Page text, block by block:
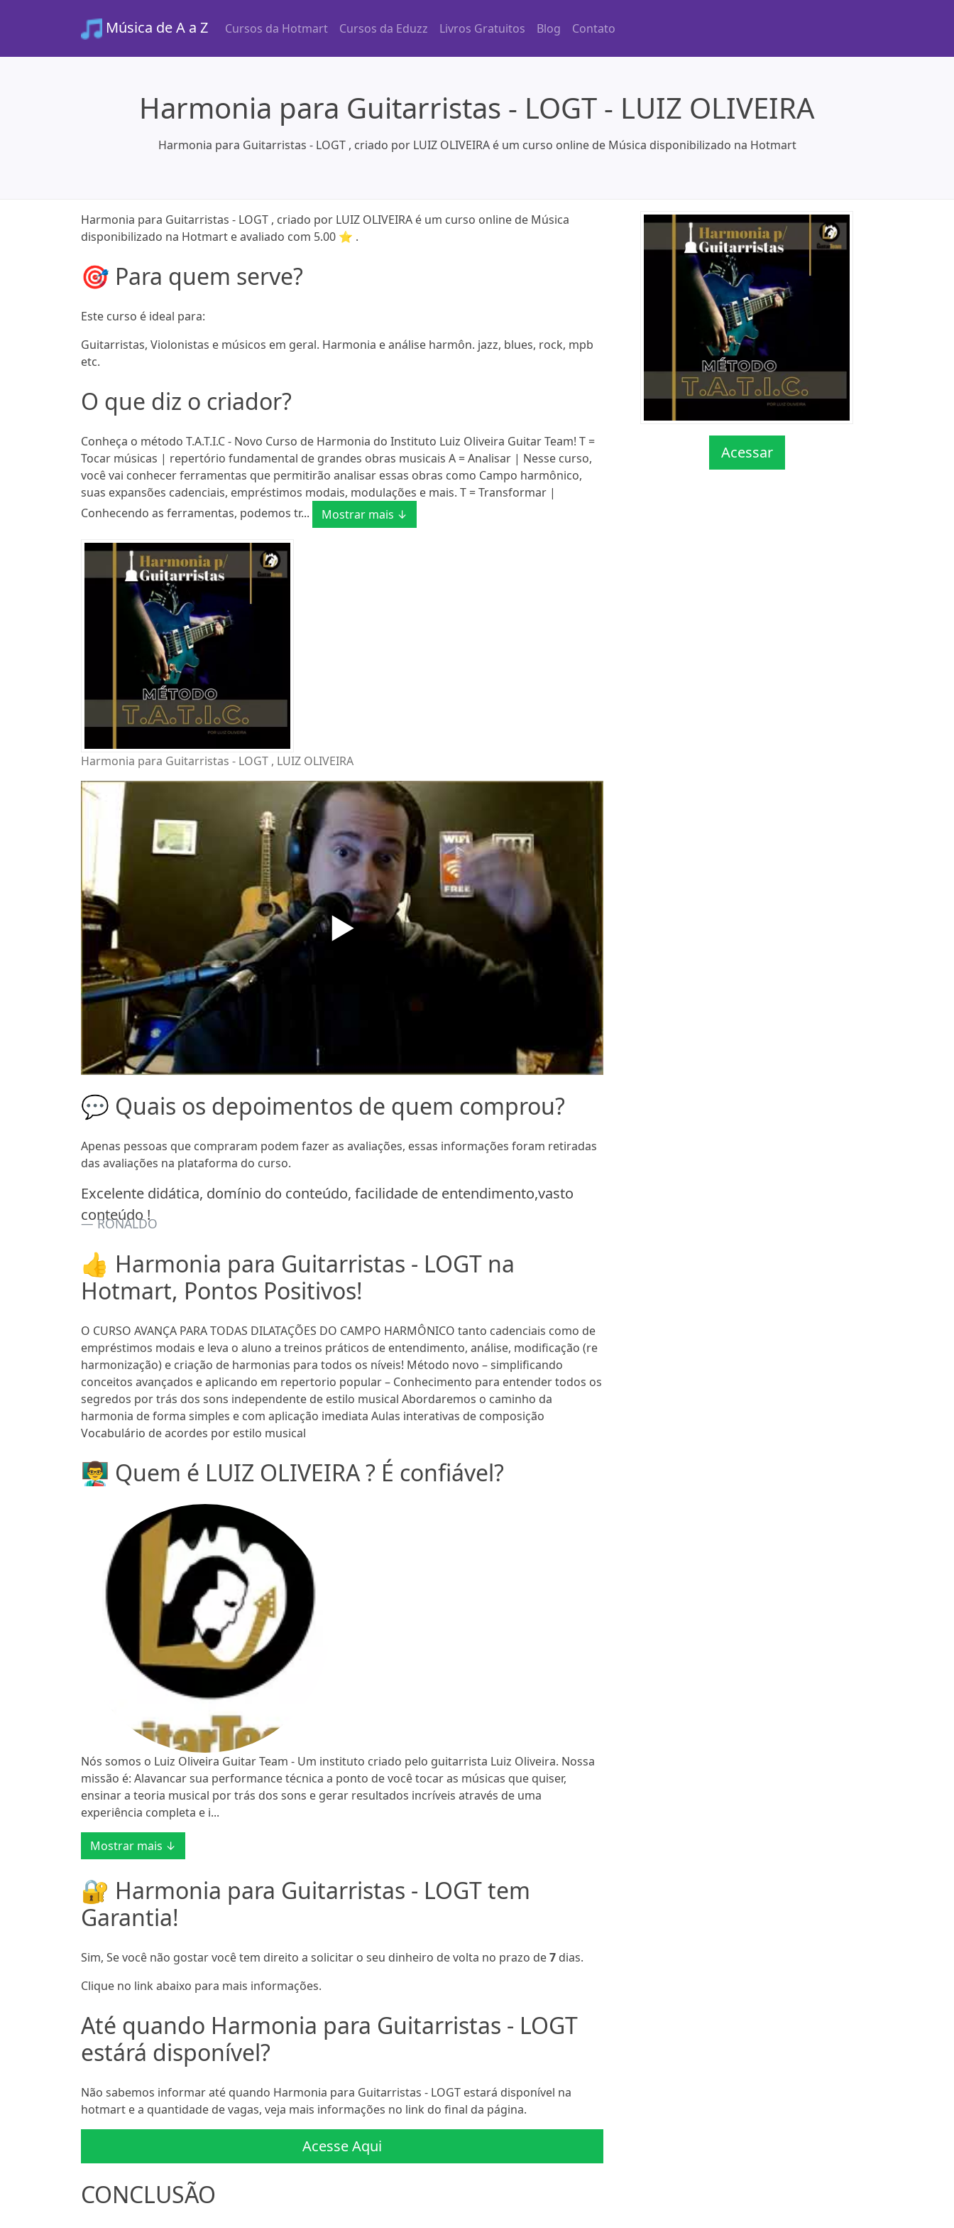
Música de A a Z Cursos da Hotmart Cursos da Eduzz Livros Gratuitos Blog Contato
Harmonia para Guitarristas - LOGT - LUIZ OLIVEIRA
Harmonia para Guitarristas - LOGT , criado por LUIZ OLIVEIRA é um curso online de Música disponibilizado na Hotmart
Harmonia para Guitarristas - LOGT , criado por LUIZ OLIVEIRA é um curso online de Música
disponibilizado na Hotmart e avaliado com 5.00 ⭐ .
🎯 Para quem serve?
Este curso é ideal para:
Guitarristas, Violonistas e músicos em geral. Harmonia e análise harmôn. jazz, blues, rock, mpb
etc.
O que diz o criador?
Conheça o método T.A.T.I.C - Novo Curso de Harmonia do Instituto Luiz Oliveira Guitar Team! T =
Tocar músicas | repertório fundamental de grandes obras musicais A = Analisar | Nesse curso,
você vai conhecer ferramentas que permitirão analisar essas obras como Campo harmônico,
suas expansões cadenciais, empréstimos modais, modulações e mais. T = Transformar |
Conhecendo as ferramentas, podemos tr...
Mostrar mais ↓
Harmonia para Guitarristas - LOGT , LUIZ OLIVEIRA
▶️
💬 Quais os depoimentos de quem comprou?
Apenas pessoas que compraram podem fazer as avaliações, essas informações foram retiradas
das avaliações na plataforma do curso.
Excelente didática, domínio do conteúdo, facilidade de entendimento,vasto
conteúdo !
RONALDO
👍 Harmonia para Guitarristas - LOGT na
Hotmart, Pontos Positivos!
O CURSO AVANÇA PARA TODAS DILATAÇÕES DO CAMPO HARMÔNICO tanto cadenciais como de
empréstimos modais e leva o aluno a treinos práticos de entendimento, análise, modificação (re
harmonização) e criação de harmonias para todos os níveis! Método novo – simplificando
conceitos avançados e aplicando em repertorio popular – Conhecimento para entender todos os
segredos por trás dos sons independente de estilo musical Abordaremos o caminho da
harmonia de forma simples e com aplicação imediata Aulas interativas de composição
Vocabulário de acordes por estilo musical
👨‍🏫 Quem é LUIZ OLIVEIRA ? É confiável?
Nós somos o Luiz Oliveira Guitar Team - Um instituto criado pelo guitarrista Luiz Oliveira. Nossa
missão é: Alavancar sua performance técnica a ponto de você tocar as músicas que quiser,
ensinar a teoria musical por trás dos sons e gerar resultados incríveis através de uma
experiência completa e i...
Mostrar mais ↓
🔐 Harmonia para Guitarristas - LOGT tem
Garantia!
Sim, Se você não gostar você tem direito a solicitar o seu dinheiro de volta no prazo de7 dias.
Clique no link abaixo para mais informações.
Até quando Harmonia para Guitarristas - LOGT
estárá disponível?
Não sabemos informar até quando Harmonia para Guitarristas - LOGT estará disponível na
hotmart e a quantidade de vagas, veja mais informações no link do final da página.
Acesse Aqui
CONCLUSÃO
Acessar